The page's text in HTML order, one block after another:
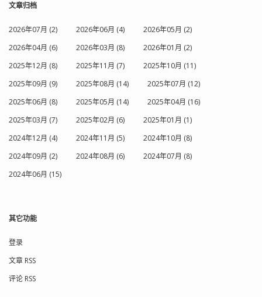
文章归档
2026年07月 (2) 2026年06月 (4)
2026年05月 (2)
2026年04月 (6)
2026年03月 (8)
2026年01月 (2)
2025年12月 (8)
2025年11月 (7)
2025年10月 (11)
2025年09月 (9)
2025年08月 (14)
2025年07月 (12)
2025年06月 (8)
2025年05月 (14)
2025年04月 (16)
2025年03月 (7)
2025年02月 (6)
2025年01月 (1)
2024年12月 (4)
2024年11月 (5)
2024年10月 (8)
2024年09月 (2)
2024年08月 (6)
2024年07月 (8)
2024年06月 (15)
其它功能
登录
文章 RSS
评论 RSS